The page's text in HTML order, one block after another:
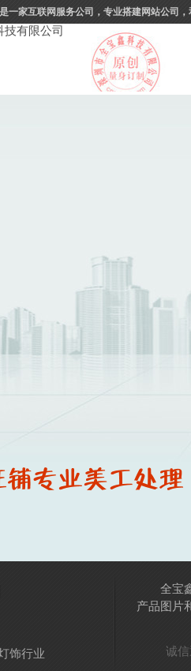
一家互联网服务公司，专业搭建网站公司，
饰行业
全宝
产品图片
诚